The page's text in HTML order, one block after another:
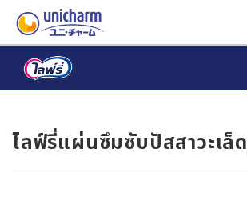
ไลฟ์รี่แผ่นซึมซับปัสสาวะเล็ด